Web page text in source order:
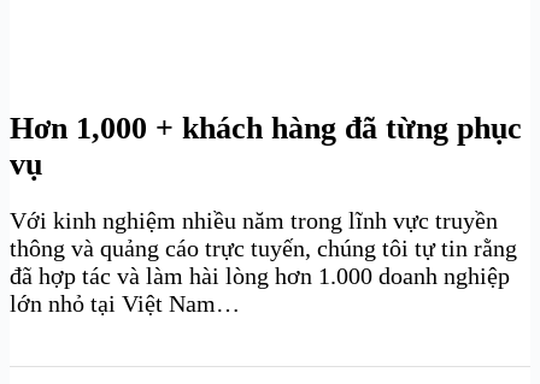
Hơn 1,000 + khách hàng đã từng phục
vụ
Với kinh nghiệm nhiều năm trong lĩnh vực truyền
thông và quảng cáo trực tuyến, chúng tôi tự tin rằng
đã hợp tác và làm hài lòng hơn 1.000 doanh nghiệp
lớn nhỏ tại Việt Nam…